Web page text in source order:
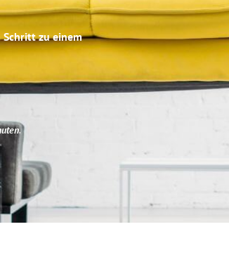
zu einem
.